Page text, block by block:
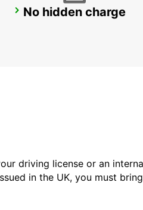
GERONA
No hidden charge
driving license or an
in the UK, you must